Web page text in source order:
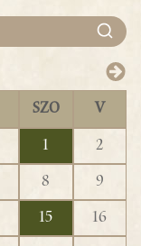
SZO V
1
2
8
9
15
16